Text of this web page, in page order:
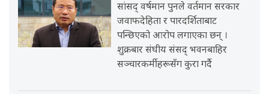
सांसद् वर्षमान पुनले वर्तमान सरकार
जवाफदेहिता र पारदर्शिताबाट
पन्छिएको आरोप लगाएका छन् ।
शुक्रबार संघीय संसद् भवनबाहिर
सञ्चारकर्मीहरूसँग कुरा गर्दै